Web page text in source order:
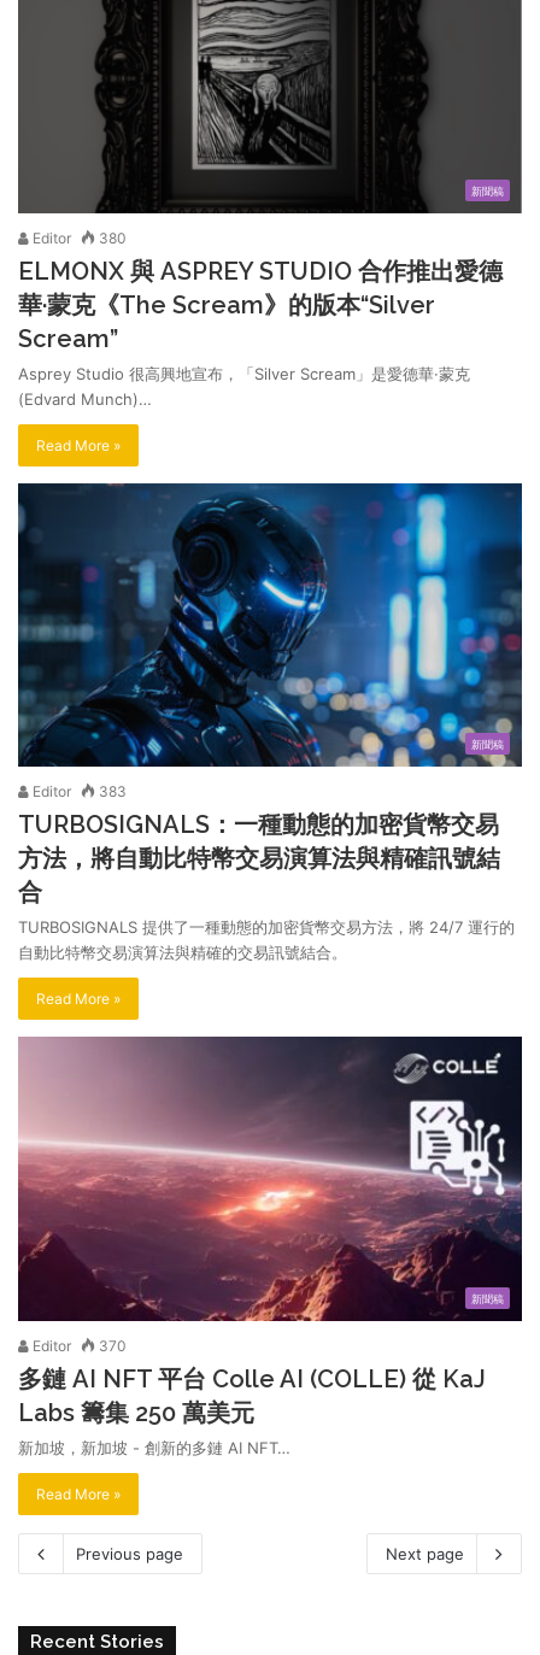
新聞稿
Editor 380
ELMONX 與 ASPREY STUDIO 合作推出愛德
華·蒙克《The Scream》的版本“Silver
Scream”
Asprey Studio 很高興地宣布，「Silver Scream」是愛德華·蒙克
(Edvard Munch)…
Read More »
新聞稿
Editor 383
TURBOSIGNALS：一種動態的加密貨幣交易
方法，將自動比特幣交易演算法與精確訊號結
合
TURBOSIGNALS 提供了一種動態的加密貨幣交易方法，將 24/7 運行的
自動比特幣交易演算法與精確的交易訊號結合。
Read More »
新聞稿
Editor 370
多鏈 AI NFT 平台 Colle AI (COLLE) 從 KaJ
Labs 籌集 250 萬美元
新加坡，新加坡 - 創新的多鏈 AI NFT…
Read More »
Previous page Next page
Recent Stories